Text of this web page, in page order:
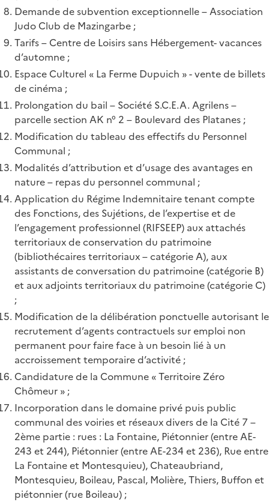
Demande de subvention exceptionnelle – Association
Judo Club de Mazingarbe ;
Tarifs – Centre de Loisirs sans Hébergement- vacances
d’automne ;
Espace Culturel « La Ferme Dupuich » - vente de billets
de cinéma ;
Prolongation du bail – Société S.C.E.A. Agrilens –
parcelle section AK n° 2 – Boulevard des Platanes ;
Modification du tableau des effectifs du Personnel
Communal ;
Modalités d’attribution et d’usage des avantages en
nature – repas du personnel communal ;
Application du Régime Indemnitaire tenant compte
des Fonctions, des Sujétions, de l’expertise et de
l’engagement professionnel (RIFSEEP) aux attachés
territoriaux de conservation du patrimoine
(bibliothécaires territoriaux – catégorie A), aux
assistants de conversation du patrimoine (catégorie B)
et aux adjoints territoriaux du patrimoine (catégorie C)
;
Modification de la délibération ponctuelle autorisant le
recrutement d’agents contractuels sur emploi non
permanent pour faire face à un besoin lié à un
accroissement temporaire d’activité ;
Candidature de la Commune « Territoire Zéro
Chômeur » ;
Incorporation dans le domaine privé puis public
communal des voiries et réseaux divers de la Cité 7 –
2ème partie : rues : La Fontaine, Piétonnier (entre AE-
243 et 244), Piétonnier (entre AE-234 et 236), Rue entre
La Fontaine et Montesquieu), Chateaubriand,
Montesquieu, Boileau, Pascal, Molière, Thiers, Buffon et
piétonnier (rue Boileau) ;